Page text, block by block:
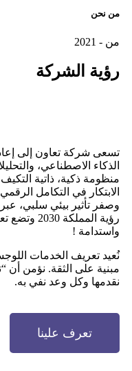
من نحن
من - 2021
رؤية الشركة
تسعى شركة تعاون إلى
الذكاء الاصطناعي،
منظومة ذكية، ذاتية
الابتكار في التكامل
وصفر تأثير بيئي سلبي،
رؤية
واستدامة !
نُعيد تعريف الخدمات
مبنية على الثقة. نؤمن
نقدمها وكل وعد نفي به.
تعرف علينا